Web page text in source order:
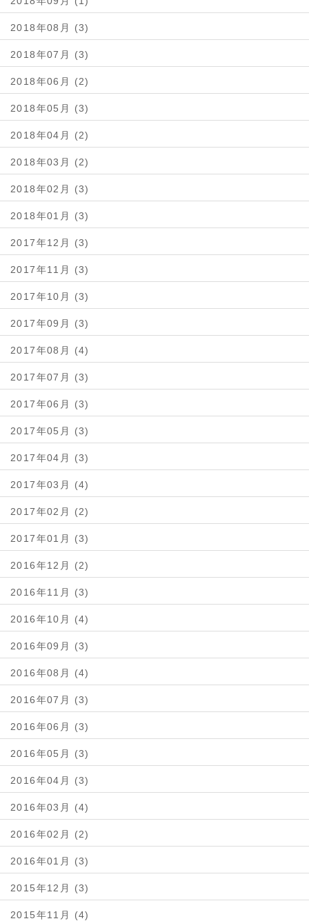
2018年08月 (3)
2018年07月 (3)
2018年06月 (2)
2018年05月 (3)
2018年04月 (2)
2018年03月 (2)
2018年02月 (3)
2018年01月 (3)
2017年12月 (3)
2017年11月 (3)
2017年10月 (3)
2017年09月 (3)
2017年08月 (4)
2017年07月 (3)
2017年06月 (3)
2017年05月 (3)
2017年04月 (3)
2017年03月 (4)
2017年02月 (2)
2017年01月 (3)
2016年12月 (2)
2016年11月 (3)
2016年10月 (4)
2016年09月 (3)
2016年08月 (4)
2016年07月 (3)
2016年06月 (3)
2016年05月 (3)
2016年04月 (3)
2016年03月 (4)
2016年02月 (2)
2016年01月 (3)
2015年12月 (3)
2015年11月 (4)